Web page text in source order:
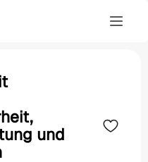
und